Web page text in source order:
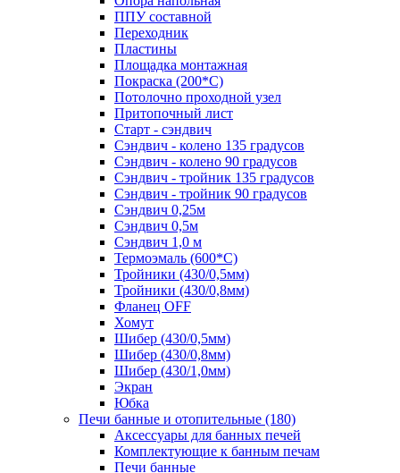
ППУ составной
Переходник
Пластины
Площадка монтажная
Покраска (200*С)
Потолочно проходной узел
Притопочный лист
Старт - сэндвич
Сэндвич - колено 135 градусов
Сэндвич - колено 90 градусов
Сэндвич - тройник 135 градусов
Сэндвич - тройник 90 градусов
Сэндвич 0,25м
Сэндвич 0,5м
Сэндвич 1,0 м
Термоэмаль (600*С)
Тройники (430/0,5мм)
Тройники (430/0,8мм)
Фланец OFF
Хомут
Шибер (430/0,5мм)
Шибер (430/0,8мм)
Шибер (430/1,0мм)
Экран
Юбка
Печи банные и отопительные (180)
Аксессуары для банных печей
Комплектующие к банным печам
Печи банные